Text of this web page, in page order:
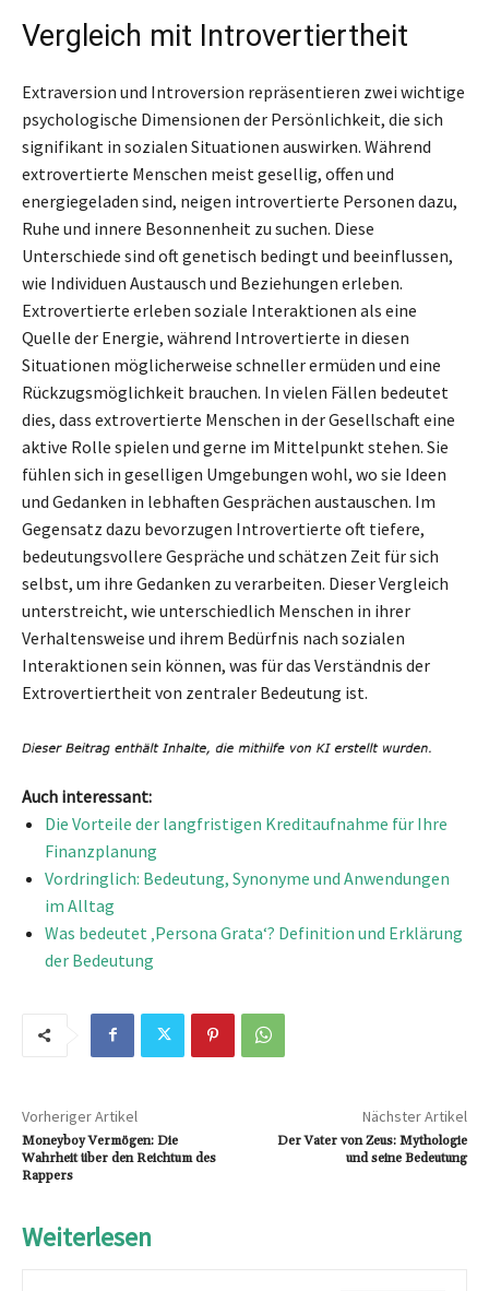
Vergleich mit Introvertiertheit
Extraversion und Introversion repräsentieren zwei wichtige
psychologische Dimensionen der Persönlichkeit, die sich
signifikant in sozialen Situationen auswirken. Während
extrovertierte Menschen meist gesellig, offen und
energiegeladen sind, neigen introvertierte Personen dazu,
Ruhe und innere Besonnenheit zu suchen. Diese
Unterschiede sind oft genetisch bedingt und beeinflussen,
wie Individuen Austausch und Beziehungen erleben.
Extrovertierte erleben soziale Interaktionen als eine
Quelle der Energie, während Introvertierte in diesen
Situationen möglicherweise schneller ermüden und eine
Rückzugsmöglichkeit brauchen. In vielen Fällen bedeutet
dies, dass extrovertierte Menschen in der Gesellschaft eine
aktive Rolle spielen und gerne im Mittelpunkt stehen. Sie
fühlen sich in geselligen Umgebungen wohl, wo sie Ideen
und Gedanken in lebhaften Gesprächen austauschen. Im
Gegensatz dazu bevorzugen Introvertierte oft tiefere,
bedeutungsvollere Gespräche und schätzen Zeit für sich
selbst, um ihre Gedanken zu verarbeiten. Dieser Vergleich
unterstreicht, wie unterschiedlich Menschen in ihrer
Verhaltensweise und ihrem Bedürfnis nach sozialen
Interaktionen sein können, was für das Verständnis der
Extrovertiertheit von zentraler Bedeutung ist.
Auch interessant:
Die Vorteile der langfristigen Kreditaufnahme für Ihre
Finanzplanung
Vordringlich: Bedeutung, Synonyme und Anwendungen
im Alltag
Was bedeutet ‚Persona Grata‘? Definition und Erklärung
der Bedeutung
Vorheriger Artikel
Moneyboy Vermögen: Die
Wahrheit über den Reichtum des
Rappers
Nächster Artikel
Der Vater von Zeus: Mythologie
und seine Bedeutung
Weiterlesen